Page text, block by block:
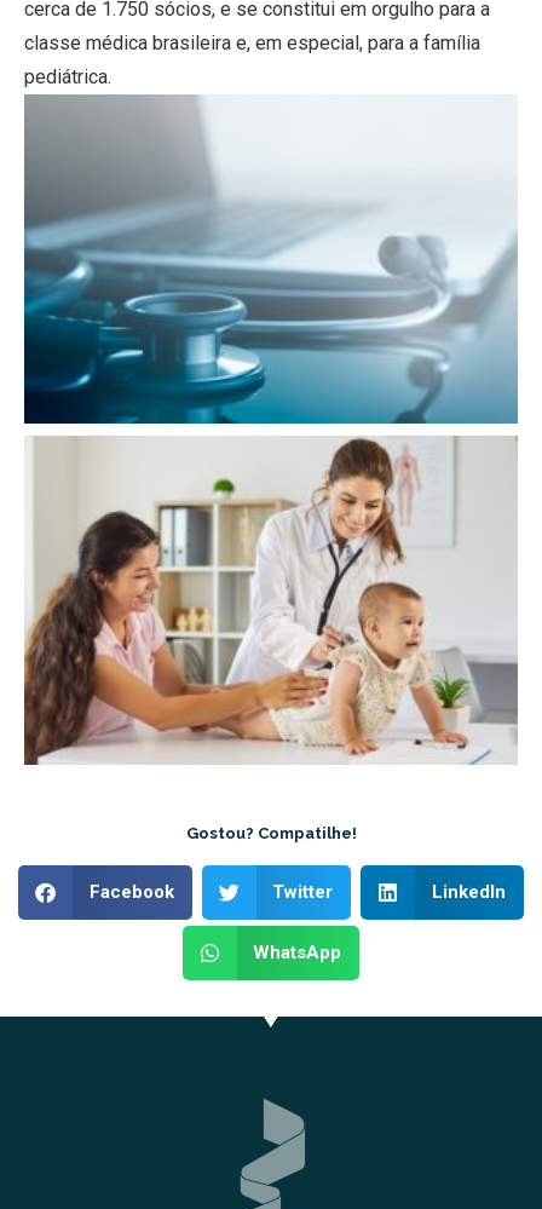
cerca de 1.750 sócios, e se constitui em orgulho para a
classe médica brasileira e, em especial, para a família
pediátrica.
Gostou? Compatilhe!
Facebook Twitter LinkedIn
WhatsApp